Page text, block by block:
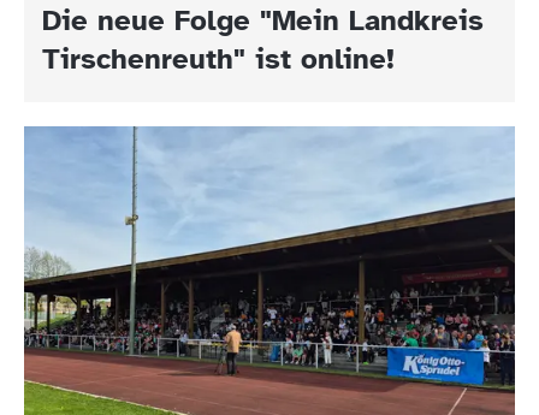
Die neue Folge "Mein Landkreis
Tirschenreuth" ist online!